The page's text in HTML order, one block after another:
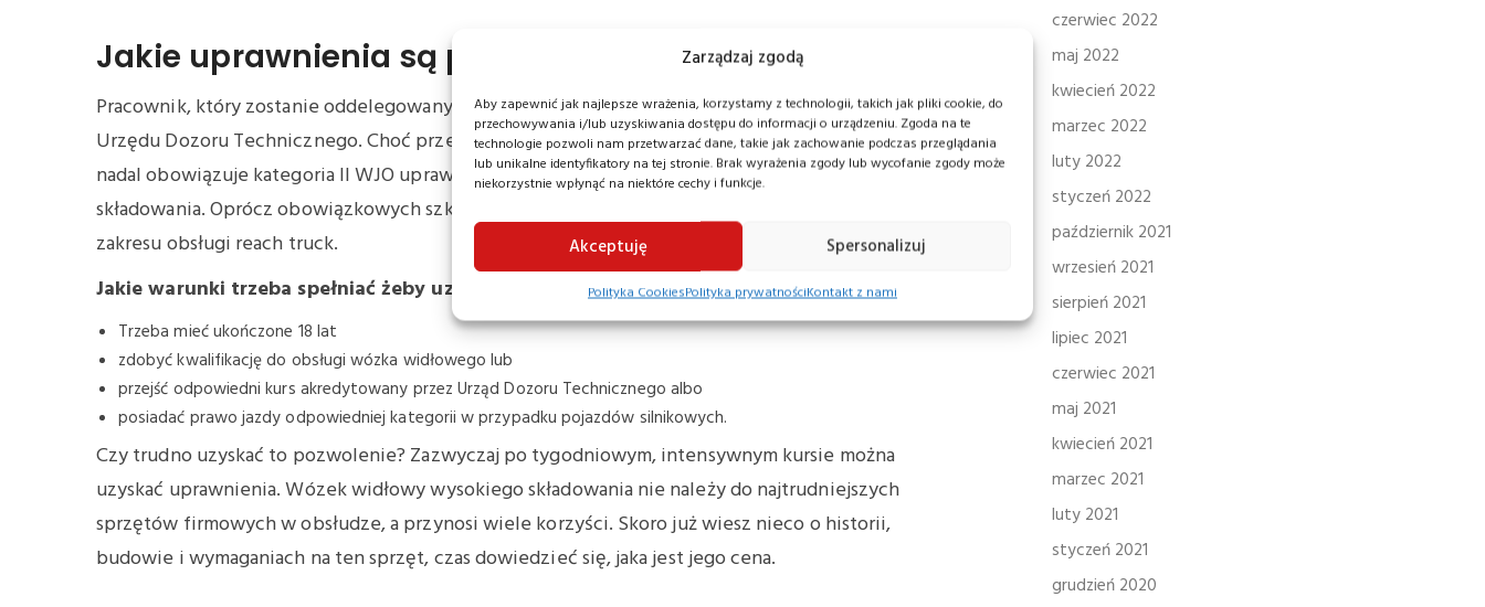
Zarządzaj zgodą
Aby zapewnić jak najlepsze wrażenia, korzystamy z technologii, takich jak pliki cookie, do
przechowywania i/lub uzyskiwania dostępu do informacji o urządzeniu. Zgoda na te
technologie pozwoli nam przetwarzać dane, takie jak zachowanie podczas przeglądania
lub unikalne identyfikatory na tej stronie. Brak wyrażenia zgody lub wycofanie zgody może
niekorzystnie wpłynąć na niektóre cechy i funkcje.
Akceptuję Spersonalizuj
Polityka CookiesPolityka prywatnościKontakt z nami
Jakie uprawnienia są potrzebne?
Pracownik, który zostanie oddelegowany do pracy w magazynie, powinien posiadać uprawnienia
Urzędu Dozoru Technicznego. Choć przepisy zmieniły się w roku 2018, to trzeba zaznaczyć, że
nadal obowiązuje kategoria II WJO uprawnień do obsługi wózka widłowego wysokiego
składowania. Oprócz obowiązkowych szkoleń, warto zainwestować w kursy doszkalające z
zakresu obsługi reach truck.
Jakie warunki trzeba spełniać żeby uzyskać uprawnienia?
Trzeba mieć ukończone 18 lat
zdobyć kwalifikację do obsługi wózka widłowego lub
przejść odpowiedni kurs akredytowany przez Urząd Dozoru Technicznego albo
posiadać prawo jazdy odpowiedniej kategorii w przypadku pojazdów silnikowych.
Czy trudno uzyskać to pozwolenie? Zazwyczaj po tygodniowym, intensywnym kursie można
uzyskać uprawnienia. Wózek widłowy wysokiego składowania nie należy do najtrudniejszych
sprzętów firmowych w obsłudze, a przynosi wiele korzyści. Skoro już wiesz nieco o historii,
budowie i wymaganiach na ten sprzęt, czas dowiedzieć się, jaka jest jego cena.
czerwiec 2022
maj 2022
kwiecień 2022
marzec 2022
luty 2022
styczeń 2022
październik 2021
wrzesień 2021
sierpień 2021
lipiec 2021
czerwiec 2021
maj 2021
kwiecień 2021
marzec 2021
luty 2021
styczeń 2021
grudzień 2020